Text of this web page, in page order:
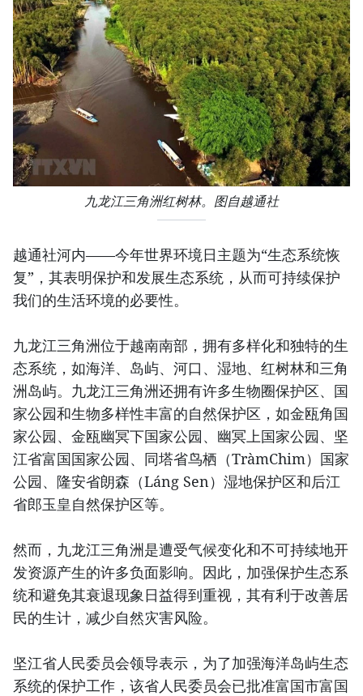
九龙江三角洲红树林。图自越通社
越通社河内——今年世界环境日主题为“生态系统恢
复”，其表明保护和发展生态系统，从而可持续保护
我们的生活环境的必要性。
九龙江三角洲位于越南南部，拥有多样化和独特的生
态系统，如海洋、岛屿、河口、湿地、红树林和三角
洲岛屿。九龙江三角洲还拥有许多生物圈保护区、国
家公园和生物多样性丰富的自然保护区，如金瓯角国
家公园、金瓯幽冥下国家公园、幽冥上国家公园、坚
江省富国国家公园、同塔省鸟栖（TràmChim）国家
公园、隆安省朗森（Láng Sen）湿地保护区和后江
省郎玉皇自然保护区等。
然而，九龙江三角洲是遭受气候变化和不可持续地开
发资源产生的许多负面影响。因此，加强保护生态系
统和避免其衰退现象日益得到重视，其有利于改善居
民的生计，减少自然灾害风险。
坚江省人民委员会领导表示，为了加强海洋岛屿生态
系统的保护工作，该省人民委员会已批准富国市富国